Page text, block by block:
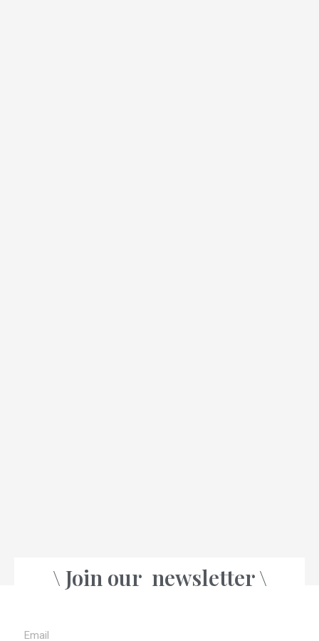
\ Join our newsletter \